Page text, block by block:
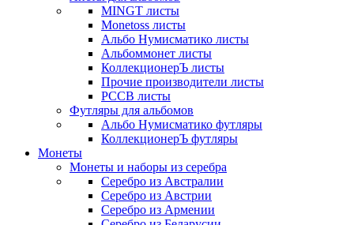
MINGT листы
Monetoss листы
Альбо Нумисматико листы
Альбоммонет листы
КоллекционерЪ листы
Прочие производители листы
РССВ листы
Футляры для альбомов
Альбо Нумисматико футляры
КоллекционерЪ футляры
Монеты
Монеты и наборы из серебра
Серебро из Австралии
Серебро из Австрии
Серебро из Армении